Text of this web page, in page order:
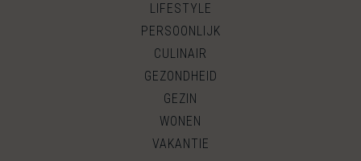
LIFESTYLE
PERSOONLIJK
CULINAIR
GEZONDHEID
GEZIN
WONEN
VAKANTIE